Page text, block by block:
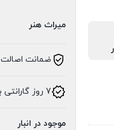
میراث هنر
ضمانت اصالت
7 روز گارانتی بازگشت وجه
موجود در انبار